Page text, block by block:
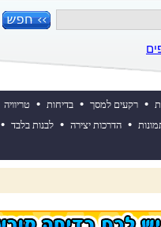
• רקעים למסך • בדיחות • טריוויה
• הדרכות יצירה • לבנות בלבד •